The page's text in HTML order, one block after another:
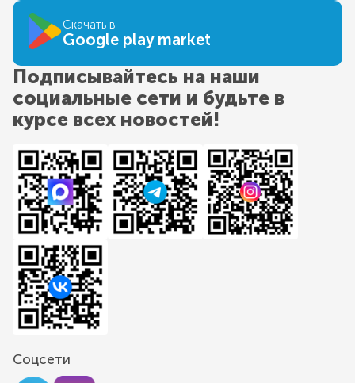
Скачать в
Google play market
Подписывайтесь на наши
социальные сети и будьте в
курсе всех новостей!
Соцсети